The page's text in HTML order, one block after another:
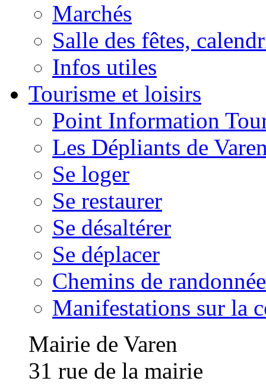
Marchés
Salle des fêtes,
Infos utiles
Tourisme et loisirs
Point Information
Les Dépliants de
Se loger
Se restaurer
Se désaltérer
Se déplacer
Chemins de randonnée
Manifestations sur la
Mairie de Varen
31 rue de la mairie